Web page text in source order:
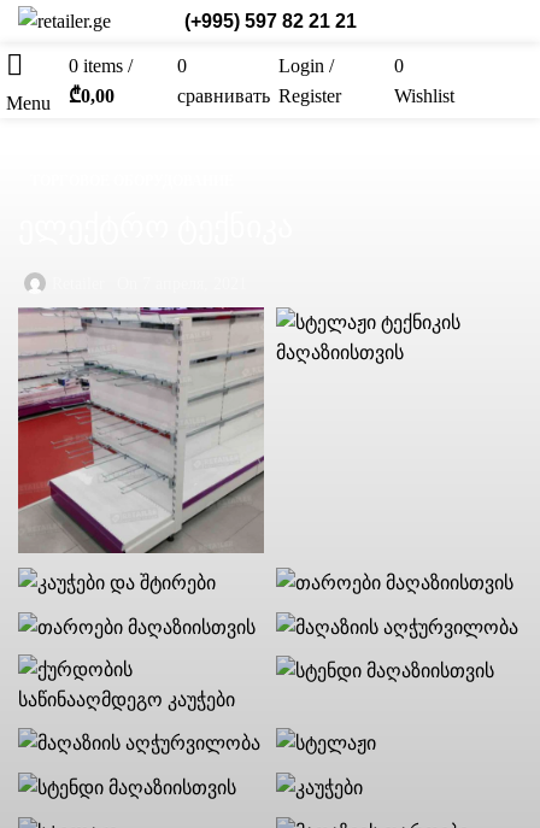
(+995) 597 82 21 21
Menu
0 items /
₾0,00
0
сравнивать
Login /
Register
0
Wishlist